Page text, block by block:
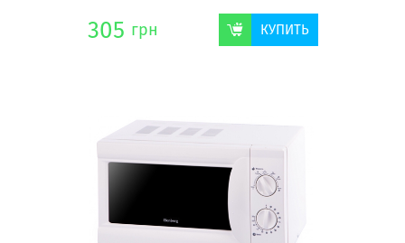
305 грн КУПИТЬ